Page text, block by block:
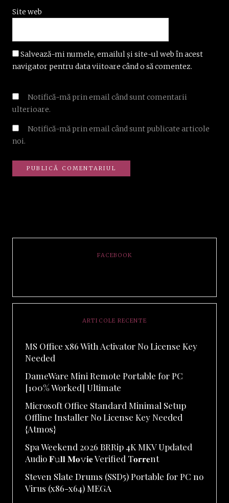
Site web
Salvează-mi numele, emailul și site-ul web în acest
navigator pentru data viitoare când o să comentez.
Notifică-mă prin email când sunt comentarii
ulterioare.
Notifică-mă prin email când sunt publicate articole
noi.
FACEBOOK
ARTICOLE RECENTE
MS Office x86 With Activator No License Key
Needed
DameWare Mini Remote Portable for PC
[100% Worked] Ultimate
Microsoft Office Standard Minimal Setup
Offline Installer No License Key Needed
{Atmos}
Spa Weekend 2026 BRRip 4K MKV Updated
Audio 𝐅𝚞𝐥𝐥 𝐌𝐨𝚟𝐢𝐞 Verified T𝐨𝐫𝐫𝐞nt
Steven Slate Drums (SSD5) Portable for PC no
Virus (x86-x64) MEGA